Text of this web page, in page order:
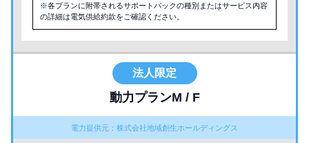
※各プランに附帯されるサポートパックの種別またはサービス内容
の詳細は電気供給約款をご確認ください。
動力プランM / F
電力提供元：株式会社地域創生ホールディングス
法人限定